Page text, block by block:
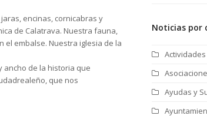
encinas, cornicabras y
de Calatrava. Nuestra fauna,
el embalse. Nuestra iglesia de la
ancho de la historia que
que nos
Noticias por
Actividades
Ayudas y